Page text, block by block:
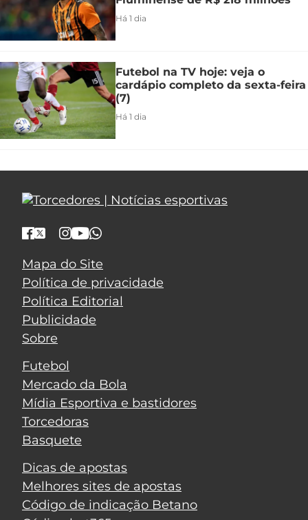
Há 1 dia
Futebol na TV hoje: veja o
cardápio completo da sexta-feira
(7)
Há 1 dia
Mapa do Site
Política de privacidade
Política Editorial
Publicidade
Sobre
Futebol
Mercado da Bola
Mídia Esportiva e bastidores
Torcedoras
Basquete
Dicas de apostas
Melhores sites de apostas
Código de indicação Betano